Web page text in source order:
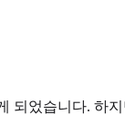
되었습니다. 하